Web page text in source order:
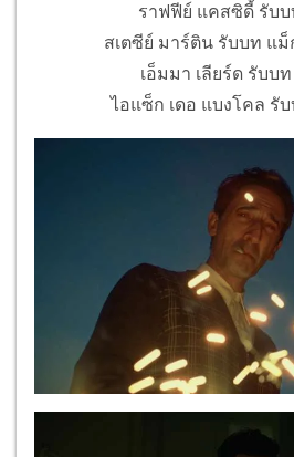
ราฟฟีย์ แคสซิดี้ รับบ
สเตซีย์ มาร์ติน รับบท แม็
เอ็มมา เลียร์ด รับบ
ไอแซ็ก เดอ แบงโคล รั